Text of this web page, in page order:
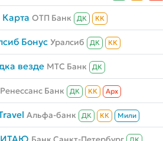
ОТП Банк ДК КК
Бонус Уралсиб ДК КК
везде МТС Банк ДК
Ренессанс Банк ДК КК Aрх
Альфа-банк ДК КК Мили